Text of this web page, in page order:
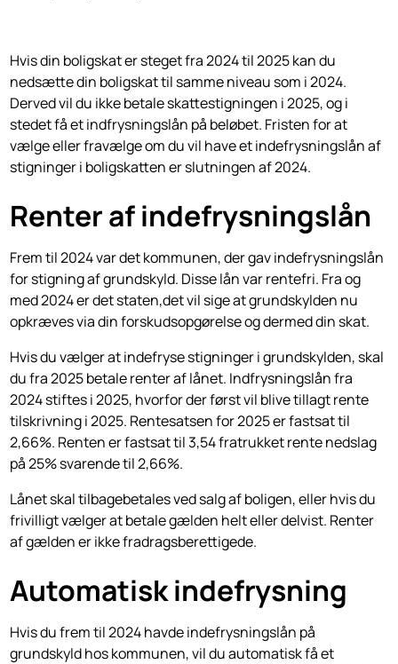
Hvis din boligskat er steget fra 2024 til 2025 kan du
nedsætte din boligskat til samme niveau som i 2024.
Derved vil du ikke betale skattestigningen i 2025, og i
stedet få et indfrysningslån på beløbet. Fristen for at
vælge eller fravælge om du vil have et indefrysningslån af
stigninger i boligskatten er slutningen af 2024.
Renter af indefrysningslån
Frem til 2024 var det kommunen, der gav indefrysningslån
for stigning af grundskyld. Disse lån var rentefri. Fra og
med 2024 er det staten,det vil sige at grundskylden nu
opkræves via din forskudsopgørelse og dermed din skat.
Hvis du vælger at indefryse stigninger i grundskylden, skal
du fra 2025 betale renter af lånet. Indfrysningslån fra
2024 stiftes i 2025, hvorfor der først vil blive tillagt rente
tilskrivning i 2025. Rentesatsen for 2025 er fastsat til
2,66%. Renten er fastsat til 3,54 fratrukket rente nedslag
på 25% svarende til 2,66%.
Lånet skal tilbagebetales ved salg af boligen, eller hvis du
frivilligt vælger at betale gælden helt eller delvist. Renter
af gælden er ikke fradragsberettigede.
Automatisk indefrysning
Hvis du frem til 2024 havde indefrysningslån på
grundskyld hos kommunen, vil du automatisk få et